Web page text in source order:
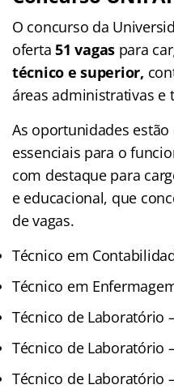
O concurso da
oferta 51 vagaspara
técnico e superior,
áreas administrativas e
As oportunidades
essenciais para o
com destaque para
e educacional, que
de vagas.
Técnico em
Técnico em
Técnico de Laboratório
Técnico de Laboratório
Técnico de Laboratório